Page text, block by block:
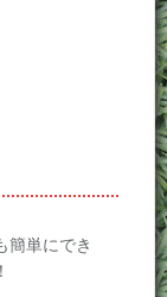
簡単にでき